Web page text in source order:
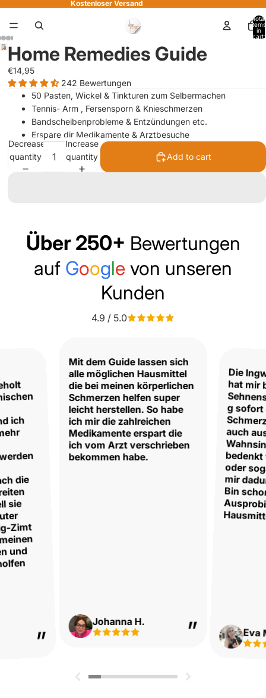
Kostenloser Versand
Total
items
in
cart:
video
Home Remedies Guide
€14,95
242 Bewertungen
50 Pasten, Wickel & Tinkturen zum Selbermachen
Tennis- Arm , Fersensporn & Knieschmerzen
Bandscheibenprobleme & Entzündungen etc.
Erspare dir Medikamente & Arztbesuche
Decrease
quantity
Increase
quantity
Add to cart
Über 250+ Bewertungen
auf Google von unseren
Kunden
4.9 / 5.0
ich
die
sie
Zimt
und
Mit dem Guide lassen sich
alle möglichen Hausmittel
die bei meinen körperlichen
Schmerzen helfen super
leicht herstellen. So habe
ich mir die zahlreichen
Medikamente erspart die
ich vom Arzt verschrieben
bekommen habe.
Johanna H.
Die
hat
g
auch
oder
mir
Bin
Eva